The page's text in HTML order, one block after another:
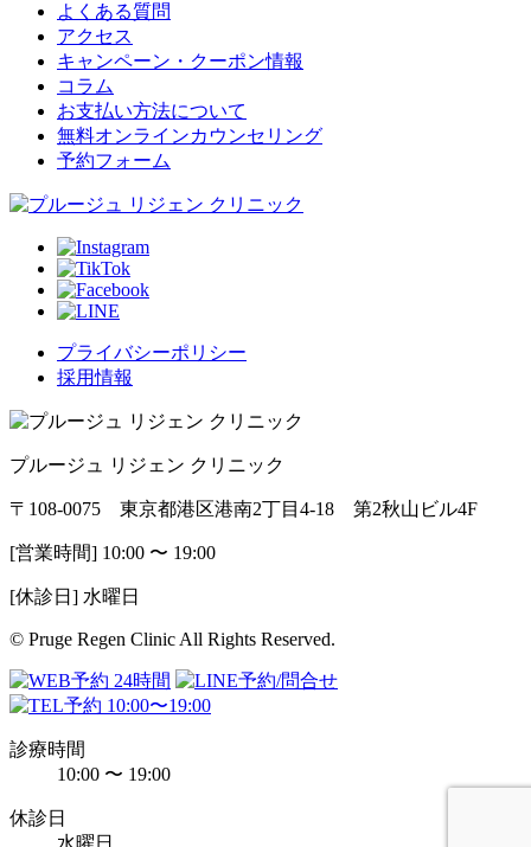
よくある質問
アクセス
キャンペーン・クーポン情報
コラム
お支払い方法について
無料オンラインカウンセリング
予約フォーム
プライバシーポリシー
採用情報
プルージュ リジェン クリニック
〒108-0075 東京都港区港南2丁目4-18 第2秋山ビル4F
[営業時間] 10:00 〜 19:00
[休診日] 水曜日
© Pruge Regen Clinic All Rights Reserved.
診療時間
10:00 〜 19:00
休診日
水曜日